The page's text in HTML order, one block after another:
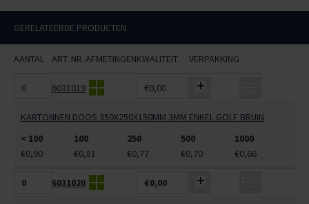
GERELATEERDE PRODUCTEN
AANTAL ART. NR.AFMETINGENKWALITEIT VERPAKKING
6031019 €0,00
KARTONNEN DOOS 350X250X150MM 3MM ENKEL GOLF BRUIN
< 100
100 250 500
1000
€0,90
€0,81 €0,77 €0,70 €0,66
6031020 €0,00